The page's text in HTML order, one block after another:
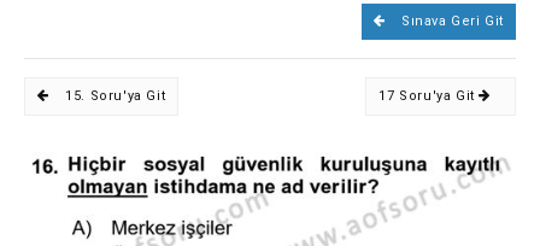
Sınava Geri Git
15. Soru'ya Git 17 Soru'ya Git